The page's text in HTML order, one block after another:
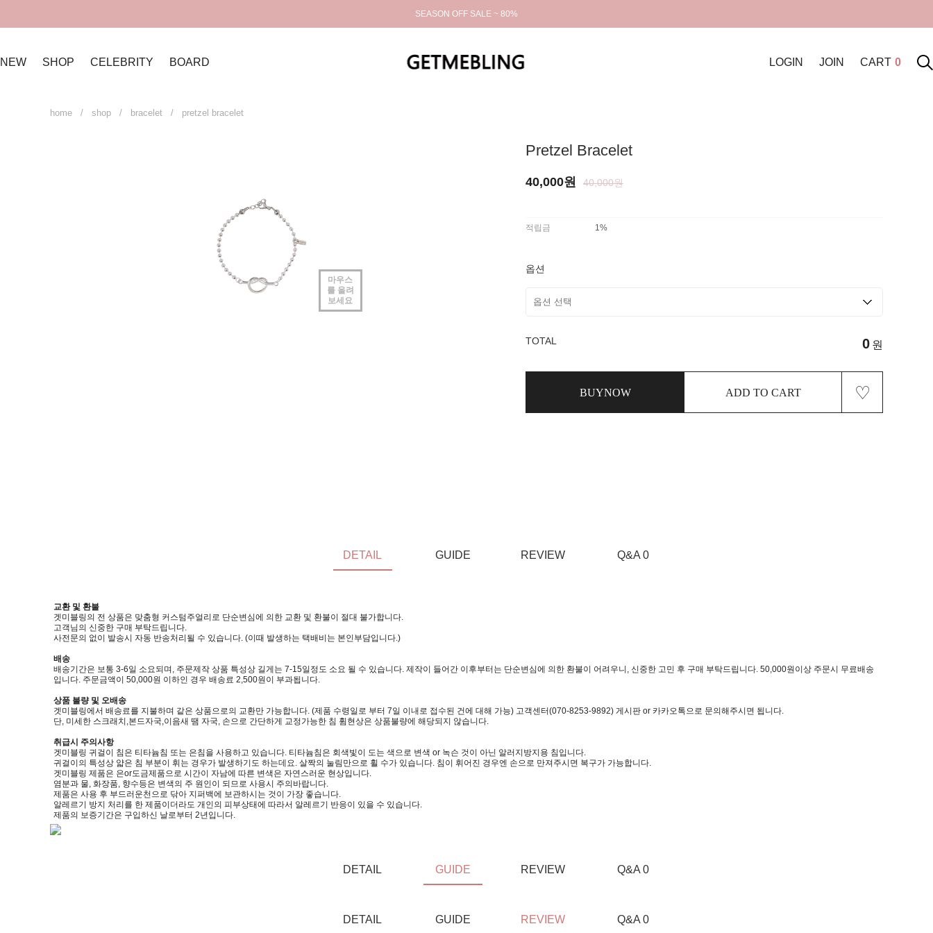
SEASON OFF SALE ~ 80%
NEW SHOP CELEBRITY BOARD LOGIN JOIN CART 0
home / shop / bracelet / pretzel bracelet
마우스
를 올려
보세요
Pretzel Bracelet
40,000원 40,000원
적립금 1%
옵션
TOTAL 0 원
BUYNOW ADD TO CART ♡
DETAIL GUIDE REVIEW Q&A 0
교환 및 환불
겟미블링의 전 상품은 맞춤형 커스텀주얼리로 단순변심에 의한 교환 및 환불이 절대 불가합니다.
고객님의 신중한 구매 부탁드립니다.
사전문의 없이 발송시 자동 반송처리될 수 있습니다. (이때 발생하는 택배비는 본인부담입니다.)
배송
배송기간은 보통 3-6일 소요되며, 주문제작 상품 특성상 길게는 7-15일정도 소요 될 수 있습니다. 제작이 들어간 이후부터는 단순변심에 의한 환불이 어려우니, 신중한 고민 후 구매 부탁드립니다. 50,000원이상 주문시 무료배송
입니다. 주문금액이 50,000원 이하인 경우 배송료 2,500원이 부과됩니다.
상품 불량 및 오배송
겟미블링에서 배송료를 지불하며 같은 상품으로의 교환만 가능합니다. (제품 수령일로 부터 7일 이내로 접수된 건에 대해 가능) 고객센터(070-8253-9892) 게시판 or 카카오톡으로 문의해주시면 됩니다.
단, 미세한 스크래치,본드자국,이음새 땜 자국, 손으로 간단하게 교정가능한 침 휨현상은 상품불량에 해당되지 않습니다.
취급시 주의사항
겟미블링 귀걸이 침은 티타늄침 또는 은침을 사용하고 있습니다. 티타늄침은 회색빛이 도는 색으로 변색 or 녹슨 것이 아닌 알러지방지용 침입니다.
귀걸이의 특성상 얇은 침 부분이 휘는 경우가 발생하기도 하는데요. 살짝의 눌림만으로 휠 수가 있습니다. 침이 휘어진 경우엔 손으로 만져주시면 복구가 가능합니다.
겟미블링 제품은 은or도금제품으로 시간이 자남에 따른 변색은 자연스러운 현상입니다.
염분과 물, 화장품, 향수등은 변색의 주 원인이 되므로 사용시 주의바랍니다.
제품은 사용 후 부드러운천으로 닦아 지퍼백에 보관하시는 것이 가장 좋습니다.
알레르기 방지 처리를 한 제품이더라도 개인의 피부상태에 따라서 알레르기 반응이 있을 수 있습니다.
제품의 보증기간은 구입하신 날로부터 2년입니다.
DETAIL GUIDE REVIEW Q&A 0
DETAIL GUIDE REVIEW Q&A 0